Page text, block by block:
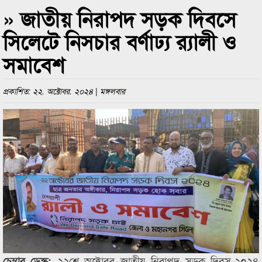
পুরস্কার বিতরণ সম্পন্ন
সিলেটে বাংলাদেশ গ্রুপ থিয়েটার ফেডারেশানের
» জাতীয় নিরাপদ সড়ক দিবসে
সিলেটে নিসচার বর্ণাঢ্য র‌্যালী ও
সমাবেশ
প্রকাশিত: ২২. অক্টোবর. ২০২৪ | মঙ্গলবার